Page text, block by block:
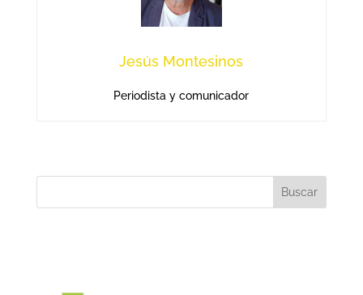
Jesús Montesinos
Periodista y comunicador
Buscar